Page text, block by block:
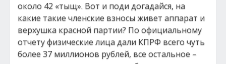
около 42 «тыщ». Вот и поди догадайся, на
какие такие членские взносы живет аппарат и
верхушка красной партии? По официальному
отчету физические лица дали КПРФ всего чуть
более 37 миллионов рублей, все остальное –